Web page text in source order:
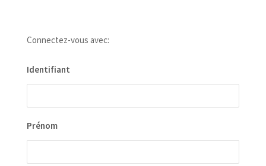
Connectez-vous avec:
Identifiant
Prénom